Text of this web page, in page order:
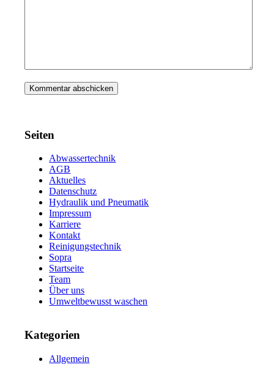
Seiten
Abwassertechnik
AGB
Aktuelles
Datenschutz
Hydraulik und Pneumatik
Impressum
Karriere
Kontakt
Reinigungstechnik
Sopra
Startseite
Team
Über uns
Umweltbewusst waschen
Kategorien
Allgemein